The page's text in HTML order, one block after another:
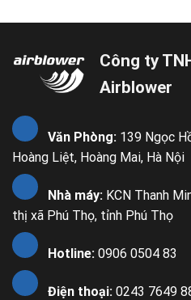
Công ty
Airblower
Văn Phòng: 139 Ngọc
Hoàng Liệt, Hoàng Mai, Hà Nội
Nhà máy: KCN Thanh
thị xã Phú Thọ, tỉnh Phú Thọ
Hotline: 0906 0504 83
Điện thoại: 0243 7649